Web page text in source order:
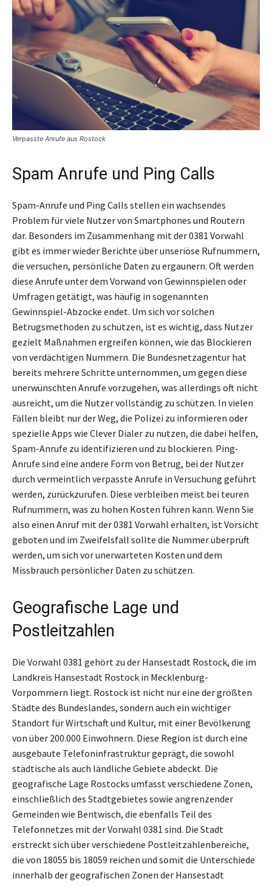
Verpasste Anrufe aus Rostock
Spam Anrufe und Ping Calls
Spam-Anrufe und Ping Calls stellen ein wachsendes
Problem für viele Nutzer von Smartphones und Routern
dar. Besonders im Zusammenhang mit der 0381 Vorwahl
gibt es immer wieder Berichte über unseriöse Rufnummern,
die versuchen, persönliche Daten zu ergaunern. Oft werden
diese Anrufe unter dem Vorwand von Gewinnspielen oder
Umfragen getätigt, was häufig in sogenannten
Gewinnspiel-Abzocke endet. Um sich vor solchen
Betrugsmethoden zu schützen, ist es wichtig, dass Nutzer
gezielt Maßnahmen ergreifen können, wie das Blockieren
von verdächtigen Nummern. Die Bundesnetzagentur hat
bereits mehrere Schritte unternommen, um gegen diese
unerwünschten Anrufe vorzugehen, was allerdings oft nicht
ausreicht, um die Nutzer vollständig zu schützen. In vielen
Fällen bleibt nur der Weg, die Polizei zu informieren oder
spezielle Apps wie Clever Dialer zu nutzen, die dabei helfen,
Spam-Anrufe zu identifizieren und zu blockieren. Ping-
Anrufe sind eine andere Form von Betrug, bei der Nutzer
durch vermeintlich verpasste Anrufe in Versuchung geführt
werden, zurückzurufen. Diese verbleiben meist bei teuren
Rufnummern, was zu hohen Kosten führen kann. Wenn Sie
also einen Anruf mit der 0381 Vorwahl erhalten, ist Vorsicht
geboten und im Zweifelsfall sollte die Nummer überprüft
werden, um sich vor unerwarteten Kosten und dem
Missbrauch persönlicher Daten zu schützen.
Geografische Lage und
Postleitzahlen
Die Vorwahl 0381 gehört zu der Hansestadt Rostock, die im
Landkreis Hansestadt Rostock in Mecklenburg-
Vorpommern liegt. Rostock ist nicht nur eine der größten
Städte des Bundeslandes, sondern auch ein wichtiger
Standort für Wirtschaft und Kultur, mit einer Bevölkerung
von über 200.000 Einwohnern. Diese Region ist durch eine
ausgebaute Telefoninfrastruktur geprägt, die sowohl
städtische als auch ländliche Gebiete abdeckt. Die
geografische Lage Rostocks umfasst verschiedene Zonen,
einschließlich des Stadtgebietes sowie angrenzender
Gemeinden wie Bentwisch, die ebenfalls Teil des
Telefonnetzes mit der Vorwahl 0381 sind. Die Stadt
erstreckt sich über verschiedene Postleitzahlenbereiche,
die von 18055 bis 18059 reichen und somit die Unterschiede
innerhalb der geografischen Zonen der Hansestadt